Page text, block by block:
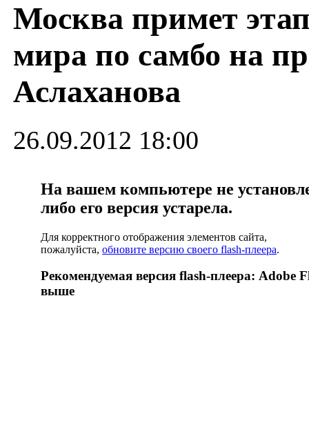
Москва примет
мира по самбо на
Аслаханова
26.09.2012 18:00
На вашем компьютере не
либо его версия устарела.
Для корректного отображения элементов сайта,
пожалуйста, обновите версию своего flash-плеера.
Рекомендуемая версия flash-плеера: Adobe
выше